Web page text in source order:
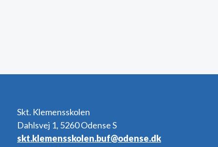
Skt. Klemensskolen
Dahlsvej 1, 5260 Odense S
skt.klemensskolen.buf@odense.dk